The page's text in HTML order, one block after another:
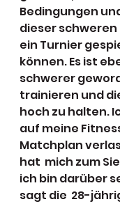
Bedingungen
dieser schweren
ein Turnier
können. Es ist
schwerer
trainieren und
hoch zu halten.
auf meine
Matchplan
hat  mich zum
ich bin darüber
sagt die  28-